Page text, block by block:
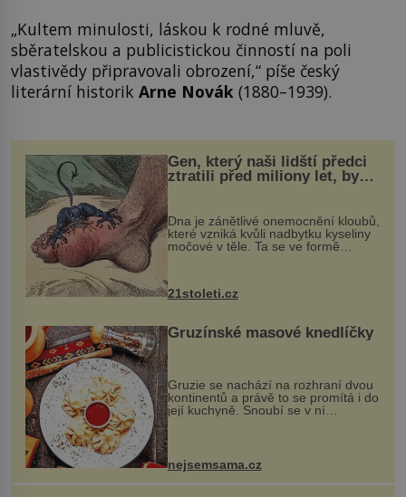
„Kultem minulosti, láskou k rodné mluvě,
sběratelskou a publicistickou činností na poli
vlastivědy připravovali obrození,“ píše český
literární historik Arne Novák (1880–1939).
Gen, který naši lidští předci
ztratili před miliony let, by
mohl pomoci s léčbou
„nemoci králů“
Dna je zánětlivé onemocnění kloubů,
které vzniká kvůli nadbytku kyseliny
močové v těle. Ta se ve formě
nohou, a způsobuje bole...
21stoleti.cz
Gruzínské masové knedlíčky
Gruzie se nachází na rozhraní dvou
kontinentů a právě to se promítá i do
její kuchyně. Snoubí se v ní
evropské a asijské chutě a díky tomu
pokrmy, které rozhodně st...
nejsemsama.cz